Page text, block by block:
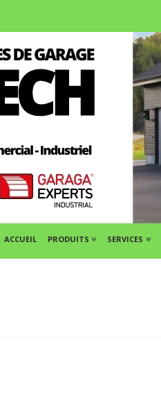
ACCUEIL PRODUITS SERVICES